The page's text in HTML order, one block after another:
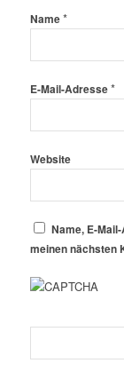
Name*
E-Mail-Adresse*
Website
Name, E-
meinen nächsten